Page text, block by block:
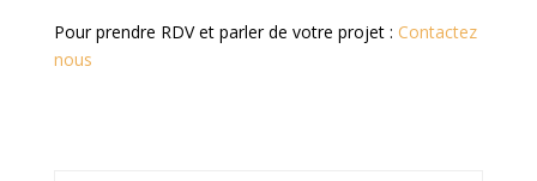
Pour prendre RDV et parler de votre projet : Contactez
nous